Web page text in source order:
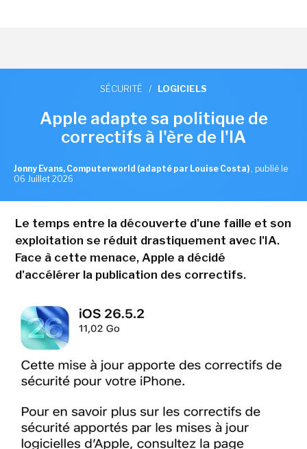
SÉCURITÉ / LOGICIELS
Apple adapte sa politique de
correctifs à l'ère de l'IA
Jonny Evans, Computerworld (adapté par Louise Costa) , publié le
06 Juillet 2026
Le temps entre la découverte d'une faille et son
exploitation se réduit drastiquement avec l'IA.
Face à cette menace, Apple a décidé
d'accélérer la publication des correctifs.